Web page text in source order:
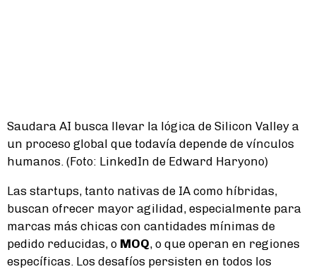
Saudara AI busca llevar la lógica de Silicon Valley a
un proceso global que todavía depende de vínculos
humanos. (Foto: LinkedIn de Edward Haryono)
Las startups, tanto nativas de IA como híbridas,
buscan ofrecer mayor agilidad, especialmente para
marcas más chicas con cantidades mínimas de
pedido reducidas, o MOQ, o que operan en regiones
específicas. Los desafíos persisten en todos los